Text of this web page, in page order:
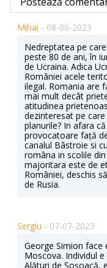
Mihai - 08-06-2023
Nedreptatea pe
peste 80 de ani, în
de Ucraina. Adica
României acele
ilegal. Romania are
mai mult decât
atitudinea
dezinteresat pe
planurile? In afara
provocatoare față
canalul Bâstroie si
româna in scolile
majoritara este de
României, deschis
de Rusia.
Sergiu - 07-07-2023
George Simion face
Moscova. Individul
Alături de Șoșoacă,